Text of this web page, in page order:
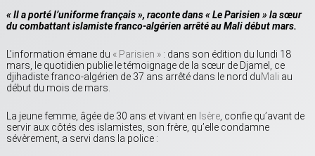
« Il a porté l’uniforme français », raconte dans « Le Parisien » la sœur
du combattant islamiste franco-algérien arrêté au Mali début mars.
L’information émane du « Parisien » : dans son édition du lundi 18
mars, le quotidien publie le témoignage de la sœur de Djamel, ce
djihadiste franco-algérien de 37 ans arrêté dans le nord duMali au
début du mois de mars.
La jeune femme, âgée de 30 ans et vivant en Isère, confie qu’avant de
servir aux côtés des islamistes, son frère, qu’elle condamne
sévèrement, a servi dans la police :